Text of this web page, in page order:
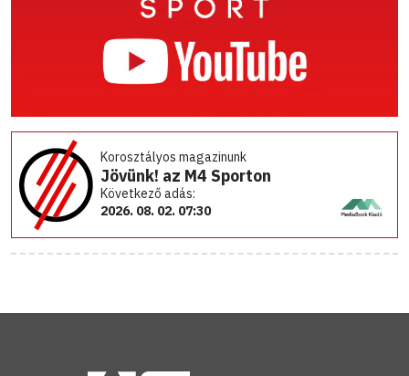
Korosztályos magazinunk
Jövünk! az M4 Sporton
Következő adás:
2026. 08. 02. 07:30